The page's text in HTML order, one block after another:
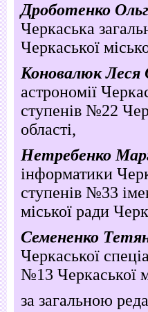
Дроботенко
Черкаська
Черкаської
Коновалюк Леся
астрономії
ступенів №22
області,
Нетребенко
інформатики
ступенів №33
міської ради
Семененко
Черкаської
№13 Черкаської
за загальною